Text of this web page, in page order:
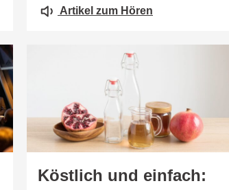
Artikel zum Hören
Köstlich und einfach: